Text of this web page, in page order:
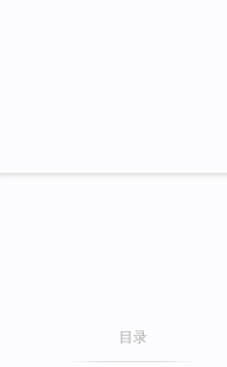
目录